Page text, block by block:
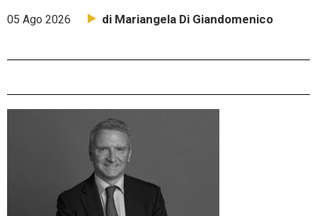
05 Ago 2026 di Mariangela Di Giandomenico